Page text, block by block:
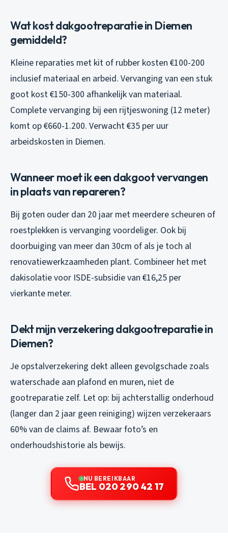
Wat kost dakgootreparatie in Diemen
gemiddeld?
Kleine reparaties met kit of rubber kosten €100-200
inclusief materiaal en arbeid. Vervanging van een stuk
goot kost €150-300 afhankelijk van materiaal.
Complete vervanging bij een rijtjeswoning (12 meter)
komt op €660-1.200. Verwacht €35 per uur
arbeidskosten in Diemen.
Wanneer moet ik een dakgoot vervangen
in plaats van repareren?
Bij goten ouder dan 20 jaar met meerdere scheuren of
roestplekken is vervanging voordeliger. Ook bij
doorbuiging van meer dan 30cm of als je toch al
renovatiewerkzaamheden plant. Combineer het met
dakisolatie voor ISDE-subsidie van €16,25 per
vierkante meter.
Dekt mijn verzekering dakgootreparatie in
Diemen?
Je opstalverzekering dekt alleen gevolgschade zoals
waterschade aan plafond en muren, niet de
gootreparatie zelf. Let op: bij achterstallig onderhoud
(langer dan 2 jaar geen reiniging) wijzen verzekeraars
60% van de claims af. Bewaar foto’s en
onderhoudshistorie als bewijs.
NU BEREIKBAAR
BEL 020 290 42 17